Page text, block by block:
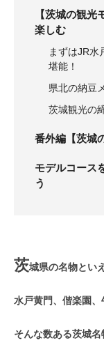
【茨城の観
楽しむ
まずはJR水
堪能！
県北の納豆
茨城観光の
番外編【茨城
モデルコース
う
茨城県の名物とい
水戸黄門、偕楽園、
そんな数ある茨城